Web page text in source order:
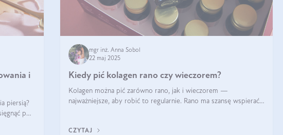
i
piersią?
po
mgr inż. Anna Sobol
22 maj 2025
Kiedy pić kolagen rano czy wieczorem?
Kolagen można pić zarówno rano, jak i wieczorem —
najważniejsze, aby robić to regularnie. Rano ma szansę wspierać
CZYTAJ